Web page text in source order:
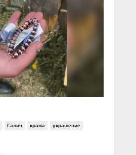
фильмы
России»
Галич кража украшение